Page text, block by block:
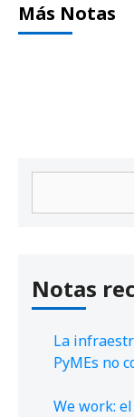
Más Notas
Notas
La
PyMEs no
We work: